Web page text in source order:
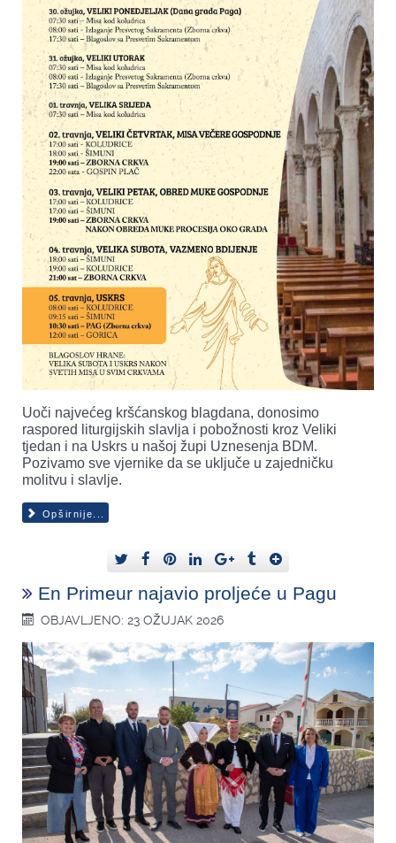
Uoči najvećeg kršćanskog blagdana, donosimo
raspored liturgijskih slavlja i pobožnosti kroz Veliki
tjedan i na Uskrs u našoj župi Uznesenja BDM.
Pozivamo sve vjernike da se uključe u zajedničku
molitvu i slavlje.
Opširnije...
En Primeur najavio proljeće u Pagu
OBJAVLJENO: 23 OŽUJAK 2026